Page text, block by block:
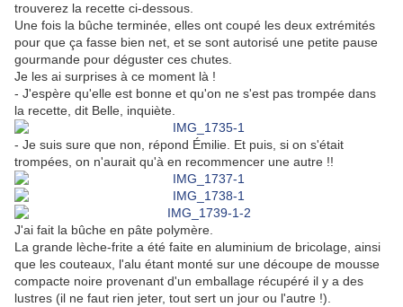
trouverez la recette ci-dessous.
Une fois la bûche terminée, elles ont coupé les deux extrémités
pour que ça fasse bien net, et se sont autorisé une petite pause
gourmande pour déguster ces chutes.
Je les ai surprises à ce moment là !
- J'espère qu'elle est bonne et qu'on ne s'est pas trompée dans
la recette, dit Belle, inquiète.
- Je suis sure que non, répond Émilie. Et puis, si on s'était
trompées, on n'aurait qu'à en recommencer une autre !!
J'ai fait la bûche en pâte polymère.
La grande lèche-frite a été faite en aluminium de bricolage, ainsi
que les couteaux, l'alu étant monté sur une découpe de mousse
compacte noire provenant d'un emballage récupéré il y a des
lustres (il ne faut rien jeter, tout sert un jour ou l'autre !).